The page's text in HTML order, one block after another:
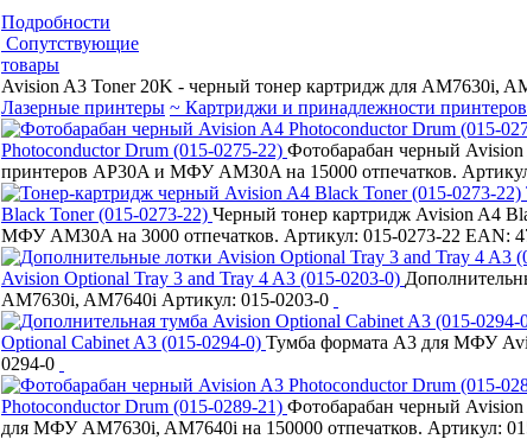
Подробности
Сопутствующие
товары
Avision A3 Toner 20K - черный тонер картридж для AM7630i,
Лазерные принтеры ~ Картриджи и принадлежности
Photoconductor Drum (015-0275-22) Фотобарабан черный
принтеров AP30A и МФУ AM30A на 15000 отпечатков.
Black Toner (015-0273-22) Черный тонер картридж Avision A4
МФУ AM30A на 3000 отпечатков. Артикул: 015-0273-22 EAN:
Avision Optional Tray 3 and Tray 4 A3 (015-0203-0)
AM7630i, AM7640i Артикул: 015-0203-0
Optional Cabinet A3 (015-0294-0) Тумба формата А3 для МФУ
0294-0
Photoconductor Drum (015-0289-21) Фотобарабан черный
для МФУ AM7630i, AM7640i на 150000 отпечатков. Артикул: